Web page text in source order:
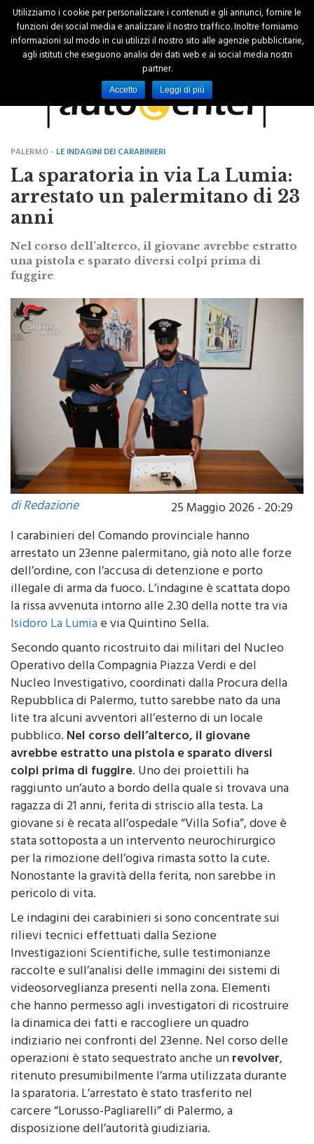
PALERMO -LE INDAGINI DEI CARABINIERI
La sparatoria in via La Lumia:
arrestato un palermitano di 23
anni
Nel corso dell’alterco, il giovane avrebbe estratto
una pistola e sparato diversi colpi prima di
di Redazione
25 Maggio 2026 - 20:29
I carabinieri del Comando provinciale hanno
arrestato un 23enne palermitano, già noto alle forze
dell’ordine, con l’accusa di detenzione e porto
illegale di arma da fuoco. L’indagine è scattata dopo
la rissa avvenuta intorno alle 2.30 della notte tra via
Isidoro La Lumiae via Quintino Sella.
Secondo quanto ricostruito dai militari del Nucleo
Operativo della Compagnia Piazza Verdi e del
Nucleo Investigativo, coordinati dalla Procura della
Repubblica di Palermo, tutto sarebbe nato da una
lite tra alcuni avventori all’esterno di un locale
pubblico.Nel corso dell’alterco, il giovane
avrebbe estratto una pistola e sparato diversi
colpi prima di fuggire. Uno dei proiettili ha
raggiunto un’auto a bordo della quale si trovava una
ragazza di 21 anni, ferita di striscio alla testa. La
giovane si è recata all’ospedale “Villa Sofia”, dove è
stata sottoposta a un intervento neurochirurgico
per la rimozione dell’ogiva rimasta sotto la cute.
Nonostante la gravità della ferita, non sarebbe in
pericolo di vita.
Le indagini dei carabinieri si sono concentrate sui
rilievi tecnici effettuati dalla Sezione
Investigazioni Scientifiche, sulle testimonianze
raccolte e sull’analisi delle immagini dei sistemi di
videosorveglianza presenti nella zona. Elementi
che hanno permesso agli investigatori di ricostruire
la dinamica dei fatti e raccogliere un quadro
indiziario nei confronti del 23enne. Nel corso delle
operazioni è stato sequestrato anche unrevolver,
ritenuto presumibilmente l’arma utilizzata durante
la sparatoria. L’arrestato è stato trasferito nel
carcere “Lorusso-Pagliarelli” di Palermo, a
Utilizziamo i cookie per personalizzare i contenuti e gli annunci, fornire le
funzioni dei social media e analizzare il nostro traffico. Inoltre forniamo
informazioni sul modo in cui utilizzi il nostro sito alle agenzie pubblicitarie,
agli istituti che eseguono analisi dei dati web e ai social media nostri
partner.
Accetto Leggi di più